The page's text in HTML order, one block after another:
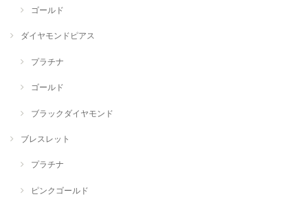
ゴールド
ダイヤモンドピアス
プラチナ
ゴールド
ブラックダイヤモンド
ブレスレット
プラチナ
ピンクゴールド